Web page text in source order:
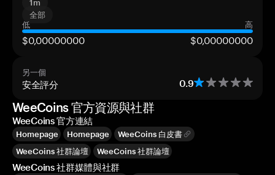
1m
全部
低
高
$0,00000000 $0,00000000
另一個
安全評分 0.9
WeeCoins 官方資源與社群
WeeCoins 官方連結
Homepage Homepage
WeeCoins 白皮書
WeeCoins 社群論壇
WeeCoins 社群論壇
WeeCoins 社群媒體與社群